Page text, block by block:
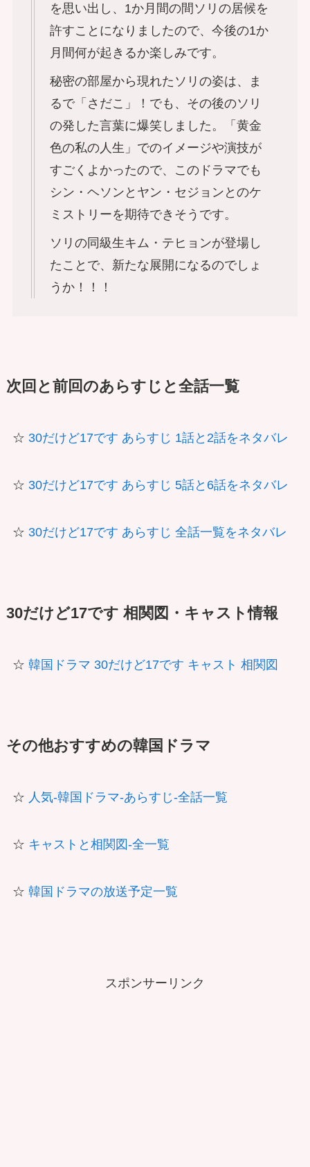
を思い出し、1か月間の間ソリの居候を
許すことになりましたので、今後の1か
月間何が起きるか楽しみです。
秘密の部屋から現れたソリの姿は、ま
るで「さだこ」！でも、その後のソリ
の発した言葉に爆笑しました。「黄金
色の私の人生」でのイメージや演技が
すごくよかったので、このドラマでも
シン・ヘソンとヤン・セジョンとのケ
ミストリーを期待できそうです。
ソリの同級生キム・テヒョンが登場し
たことで、新たな展開になるのでしょ
うか！！！
次回と前回のあらすじと全話一覧
☆ 30だけど17です あらすじ 1話と2話をネタバレ
☆ 30だけど17です あらすじ 5話と6話をネタバレ
☆ 30だけど17です あらすじ 全話一覧をネタバレ
30だけど17です 相関図・キャスト情報
☆ 韓国ドラマ 30だけど17です キャスト 相関図
その他おすすめの韓国ドラマ
☆ 人気-韓国ドラマ-あらすじ-全話一覧
☆ キャストと相関図-全一覧
☆ 韓国ドラマの放送予定一覧
スポンサーリンク